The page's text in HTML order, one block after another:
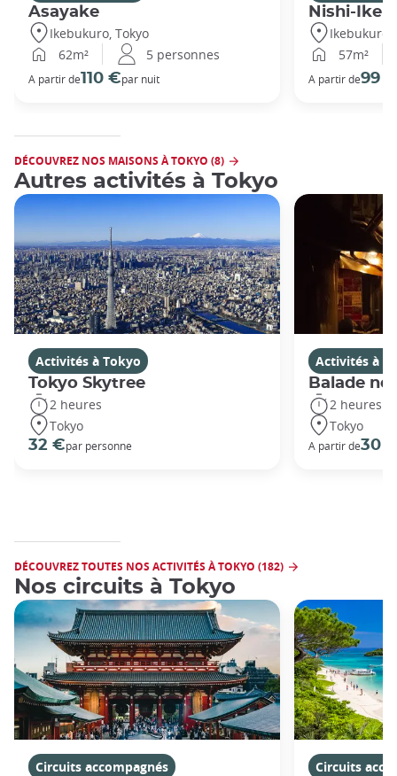
Asayake
Ikebukuro, Tokyo
62m²
5 personnes
A partir de110 €par nuit
Nishi-
Ikebukuro,
57m²
A partir de99 €
DÉCOUVREZ NOS MAISONS À TOKYO (8)
Autres activités à Tokyo
Activités à Tokyo
Tokyo Skytree
2 heures
Tokyo
32 €par personne
Activités à
Balade
2 heures
Tokyo
A partir de30
DÉCOUVREZ TOUTES NOS ACTIVITÉS À TOKYO (182)
Nos circuits à Tokyo
Circuits accompagnés Circuits